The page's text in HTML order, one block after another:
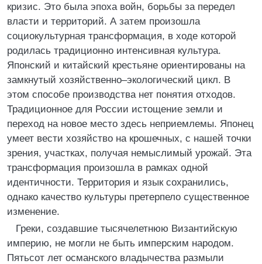
кризис. Это была эпоха войн, борьбы за передел
власти и территорий. А затем произошла
социокультурная трансформация, в ходе которой
родилась традиционно интенсивная культура.
Японский и китайский крестьяне ориентированы на
замкнутый хозяйственно–экологический цикл. В
этом способе производства нет понятия отходов.
Традиционное для России истощение земли и
переход на новое место здесь неприемлемы. Японец
умеет вести хозяйство на крошечных, с нашей точки
зрения, участках, получая немыслимый урожай. Эта
трансформация произошла в рамках одной
идентичности. Территория и язык сохранились,
однако качество культуры претерпело существенное
изменение.
Греки, создавшие тысячелетнюю Византийскую
империю, не могли не быть имперским народом.
Пятьсот лет османского владычества размыли